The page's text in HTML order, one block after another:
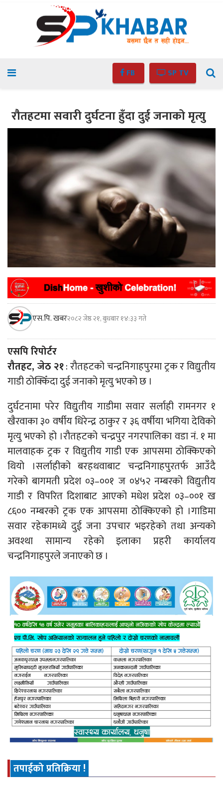
FB SP TV
रौतहटमा सवारी दुर्घटना हुँदा दुई जनाको मृत्यु
एस.पि. खबर२०८२ जेष्ठ २१, बुधबार १४:३३ गते
एसपि रिपोर्टर
रौतहट, जेठ २१: रौतहटको चन्द्रनिगाहपुरमा ट्रक र विद्युतीय
गाडी ठोक्किँदा दुई जनाको मृत्यु भएको छ ।
दुर्घटनामा परेर विद्युतीय गाडीमा सवार सर्लाही रामनगर १
खैरवाका ३० वर्षीय धिरेन्द्र ठाकुर र ३६ वर्षीया भगिया देविको
मृत्यु भएको हो ।रौतहटको चन्द्रपुर नगरपालिका वडा नं. १ मा
मालवाहक ट्रक र विद्युतीय गाडी एक आपसमा ठोक्किएको
थियो ।सर्लाहीको बरहथवाबाट चन्द्रनिगाहपुरतर्फ आउँदै
गरेको बागमती प्रदेश ०३–००१ ज ०४५२ नम्बरको विद्युतीय
गाडी र विपरित दिशाबाट आएको मधेश प्रदेश ०३–००१ ख
८६०० नम्बरको ट्रक एक आपसमा ठोक्किएको हो ।गाडिमा
सवार रहेकामध्ये दुई जना उपचार भइरहेको तथा अन्यको
अवश्था सामान्य रहेको इलाका प्रहरी कार्यालय
चन्द्रनिगाहपुरले जनाएको छ ।
तपाईको प्रतिक्रिया !